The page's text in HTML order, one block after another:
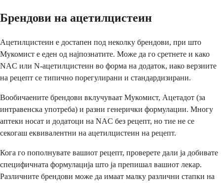
Брендови на ацетилцистеин
Ацетилцистеин е достапен под неколку брендови, при што
Мукомист е еден од најпознатите. Може да го сретнете и како
NAC или N-ацетилцистеин во форма на додаток, иако верзиите
на рецепт се типично порегулирани и стандардизирани.
Вообичаените брендови вклучуваат Мукомист, Ацетадот (за
интравенска употреба) и разни генерички формулации. Многу
аптеки носат и додатоци на NAC без рецепт, но тие не се
секогаш еквивалентни на ацетилцистеин на рецепт.
Кога го пополнувате вашиот рецепт, проверете дали ја добивате
специфичната формулација што ја препишал вашиот лекар.
Различните брендови може да имаат малку различни стапки на